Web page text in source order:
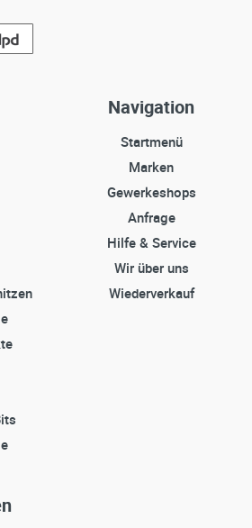
Navigation
Startmenü
Marken
Gewerkeshops
Anfrage
Hilfe & Service
Wir über uns
Wiederverkauf